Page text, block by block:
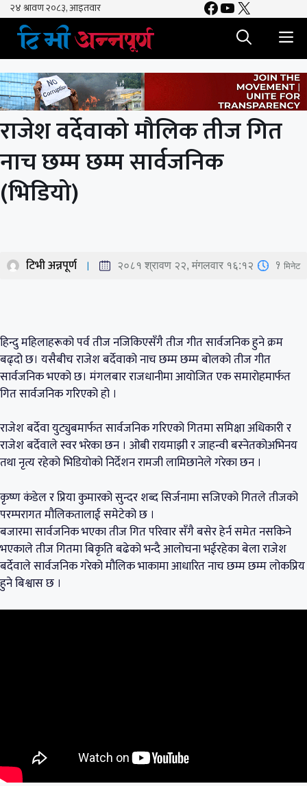
Skip
content
Facebook
YouTube
X
राजेश वर्देवाको मौलिक तीज गित
नाच छम्म छम्म सार्वजनिक
(भिडियो)
टिभी अन्नपूर्ण २०८१ श्रावण २२, मंगलवार १६:१२ 1 मिनेट
हिन्दु महिलाहरूको पर्व तीज नजिकिएसँगै तीज गीत सार्वजनिक हुने क्रम
बढ्दो छ। यसैबीच राजेश बर्देवाको नाच छम्म छम्म बोलको तीज गीत
सार्वजनिक भएको छ। मंगलबार राजधानीमा आयोजित एक समारोहमार्फत
गित सार्वजनिक गरिएको हो ।
राजेश बर्देवा युट्युबमार्फत सार्वजनिक गरिएको गितमा समिक्षा अधिकारी र
राजेश बर्देवाले स्वर भरेका छन । ओबी रायमाझी र जाहन्वी बस्नेतकोअभिनय
तथा नृत्य रहेको भिडियोको निर्देशन रामजी लामिछानेले गरेका छन ।
कृष्ण कंडेल र प्रिया कुमारको सुन्दर शब्द सिर्जनामा सजिएको गितले तीजको
परम्परागत मौलिकतालाई समेटेको छ ।
बजारमा सार्वजनिक भएका तीज गित परिवार सँगै बसेर हेर्न समेत नसकिने
भएकाले तीज गितमा बिकृति बढेको भन्दै आलोचना भईरहेका बेला राजेश
बर्देवाले सार्वजनिक गरेको मौलिक भाकामा आधारित नाच छम्म छम्म लोकप्रिय
हुने बिश्वास छ ।